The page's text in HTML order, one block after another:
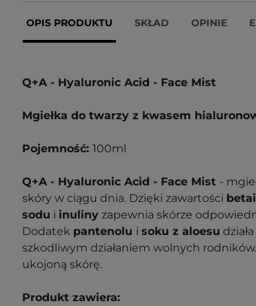
OPIS PRODUKTU SKŁAD OPINIE
Q+A - Hyaluronic Acid - Face Mist
Mgiełka do twarzy z kwasem
Pojemność: 100ml
Q+A - Hyaluronic Acid - Face Mist -
skóry w ciągu dnia. Dzięki zawartości
sodu i inuliny zapewnia skórze
Dodatek pantenolu i soku z aloesu
szkodliwym działaniem wolnych
ukojoną skórę.
Produkt zawiera: